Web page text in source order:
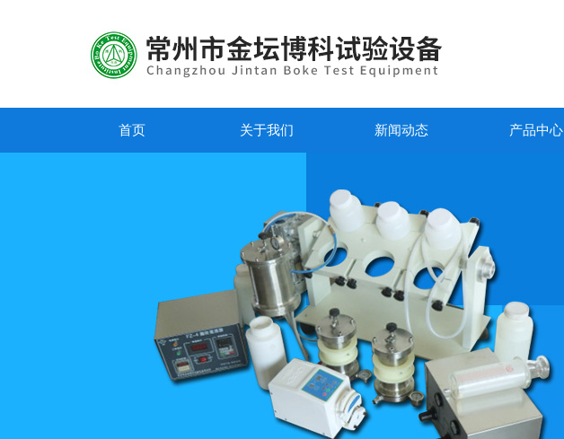
首页 关于我们 新闻动态 产品中心